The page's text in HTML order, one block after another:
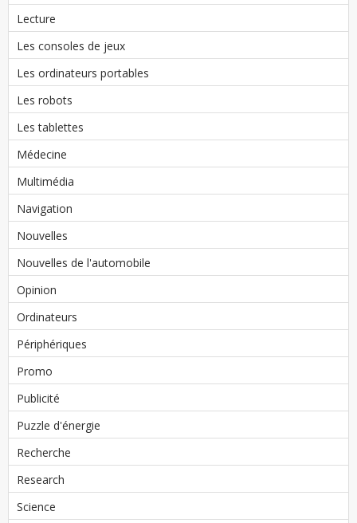
Lecture
Les consoles de jeux
Les ordinateurs portables
Les robots
Les tablettes
Médecine
Multimédia
Navigation
Nouvelles
Nouvelles de l'automobile
Opinion
Ordinateurs
Périphériques
Promo
Publicité
Puzzle d'énergie
Recherche
Research
Science